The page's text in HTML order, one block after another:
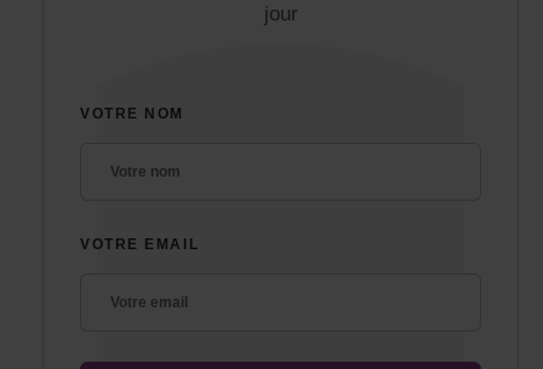
jour
VOTRE NOM
VOTRE EMAIL